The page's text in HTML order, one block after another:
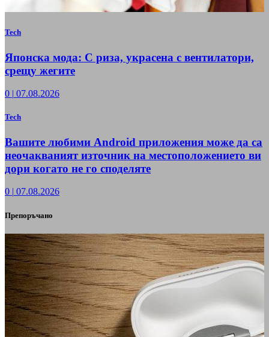
Tech
Японска мода: С риза, украсена с вентилатори,
срещу жегите
0 | 07.08.2026
Tech
Вашите любими Android приложения може да са
неочакваният източник на местоположението ви
дори когато не го споделяте
0 | 07.08.2026
Препоръчано